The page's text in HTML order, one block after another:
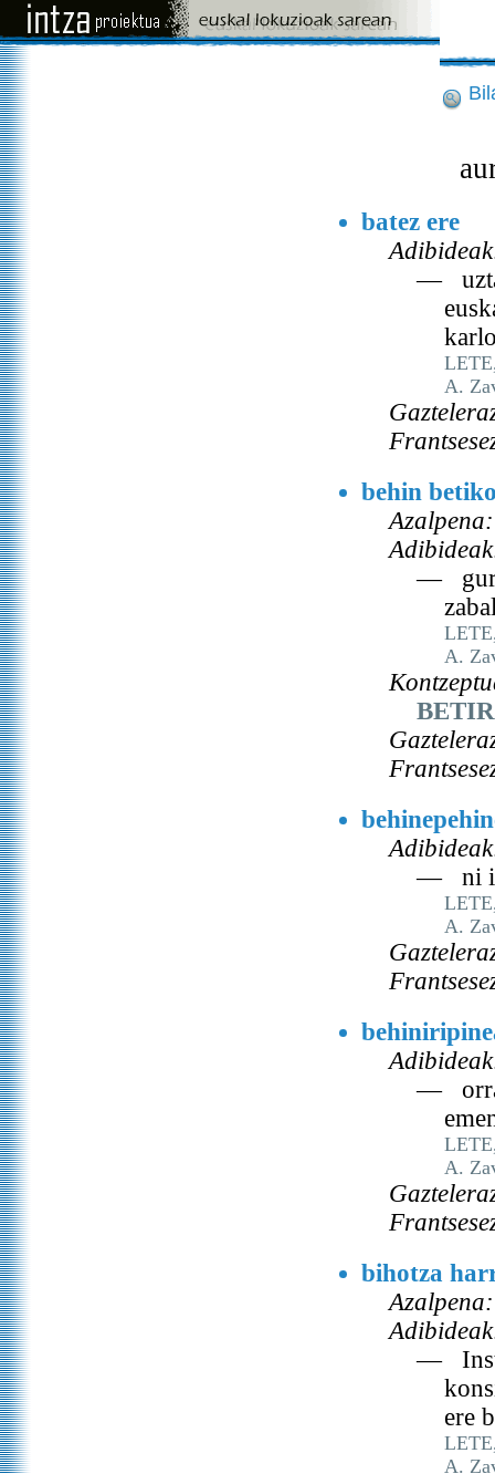
batez ere
—
A.
behin
Azalpena:
— gure
A.
— ni
A.
— orra
A.
bihotza
Azalpena:
—
ere
A.